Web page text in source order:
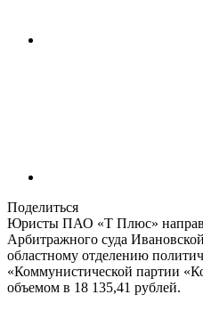
Поделиться
Юристы ПАО «Т Плюс»
Арбитражного суда
областному отделению
«Коммунистической партии
объемом в 18 135,41 рублей.